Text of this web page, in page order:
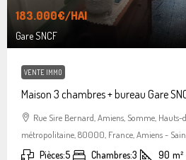
183.000€/HAI
Gare SNCF
VENTE IMMO
Maison 3 chambres + bureau Gare
Rue Sire Bernard, Amiens, Somme, Hauts-
métropolitaine, 80000, France, Amiens -
Pièces:5 Chambres:3 90 m²